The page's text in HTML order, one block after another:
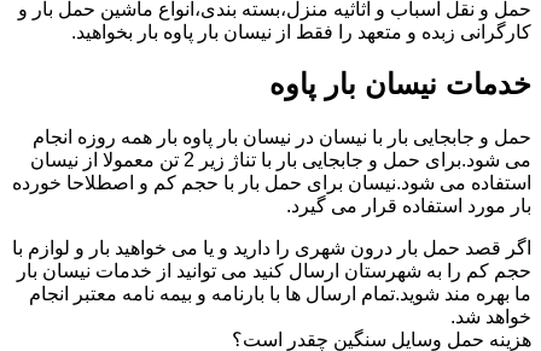
حمل و نقل اسباب و اثاثیه منزل،بسته بندی،انواع ماشین حمل بار و
کارگرانی زبده و متعهد را فقط از نیسان بار پاوه بار بخواهید.
خدمات نیسان بار پاوه
حمل و جابجایی بار با نیسان در نیسان بار پاوه بار همه روزه انجام
می شود.برای حمل و جابجایی بار با تناژ زیر 2 تن معمولا از نیسان
استفاده می شود.نیسان برای حمل بار با حجم کم و اصطلاحا خورده
بار مورد استفاده قرار می گیرد.
اگر قصد حمل بار درون شهری را دارید و یا می خواهید بار و لوازم با
حجم کم را به شهرستان ارسال کنید می توانید از خدمات نیسان بار
ما بهره مند شوید.تمام ارسال ها با بارنامه و بیمه نامه معتبر انجام
خواهد شد.
هزینه حمل وسایل سنگین چقدر است؟